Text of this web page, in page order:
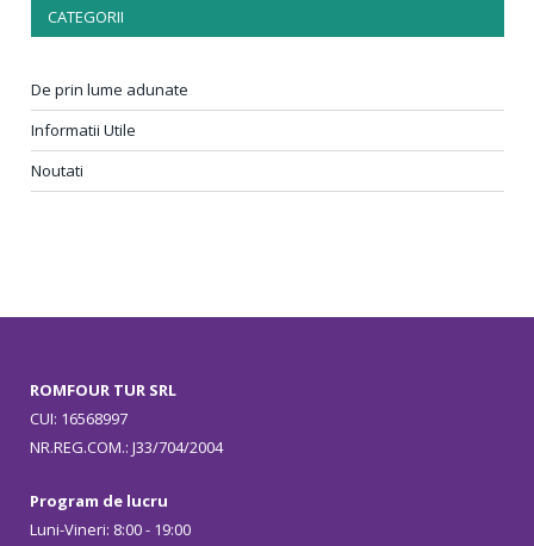
CATEGORII
De prin lume adunate
Informatii Utile
Noutati
ROMFOUR TUR SRL
CUI: 16568997
NR.REG.COM.: J33/704/2004
Program de lucru
Luni-Vineri: 8:00 - 19:00